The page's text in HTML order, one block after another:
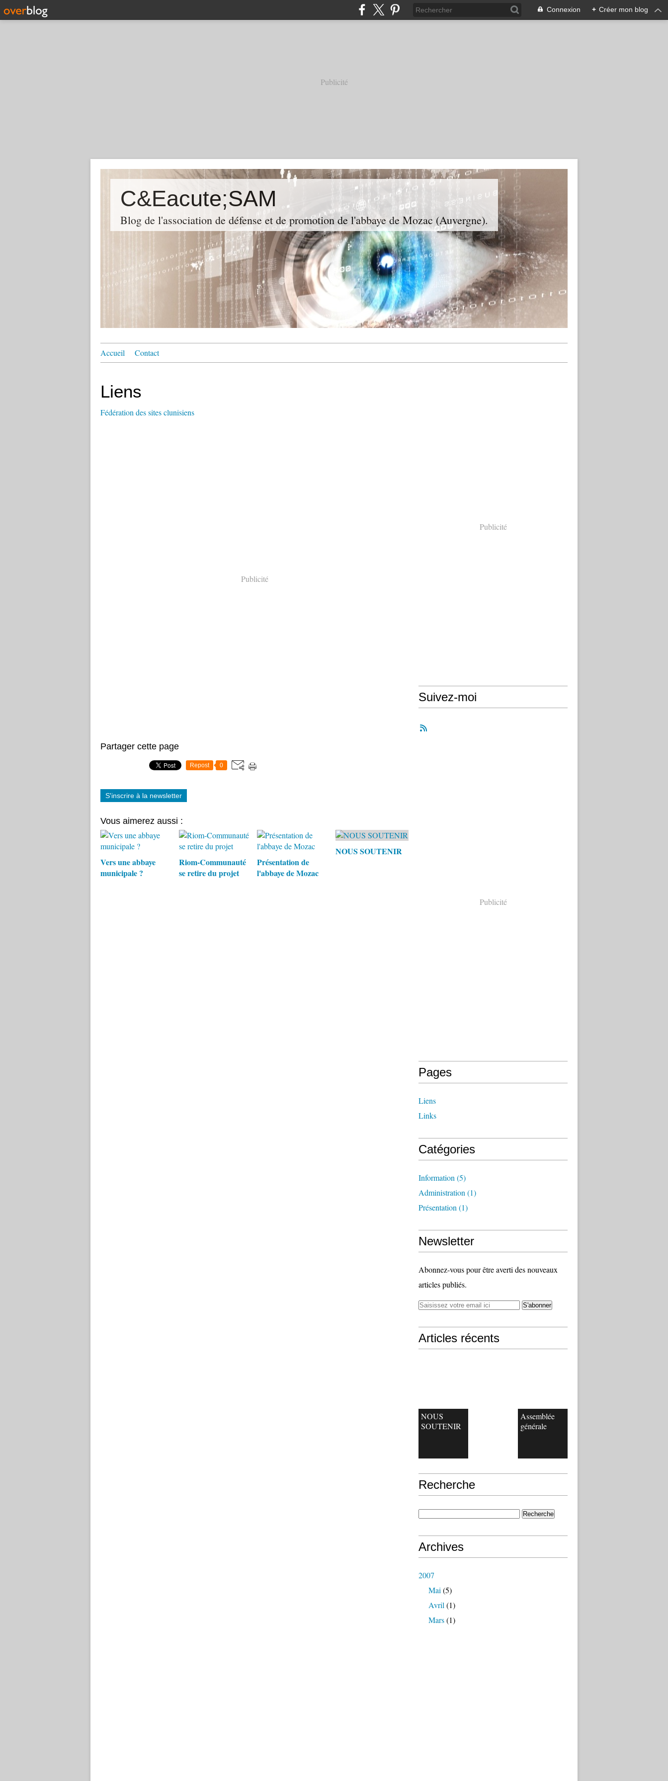
Connexion + Créer mon blog
Publicité
C&Eacute;SAM
Blog de l'association de défense et de promotion de l'abbaye de Mozac (Auvergne).
Accueil Contact
Liens
Fédération des sites clunisiens
Publicité
Partager cette page
Repost 0
S'inscrire à la newsletter
Vous aimerez aussi :
Vers une abbaye
municipale ?
Riom-Communauté
se retire du projet
Présentation de
l'abbaye de Mozac
NOUS SOUTENIR
Publicité
Suivez-moi
Publicité
Pages
Liens
Links
Catégories
Information (5)
Administration (1)
Présentation (1)
Newsletter
Abonnez-vous pour être averti des nouveaux
articles publiés.
Articles récents
NOUS
SOUTENIR
Assemblée
générale
Recherche
Archives
2007
Mai (5)
Avril (1)
Mars(1)